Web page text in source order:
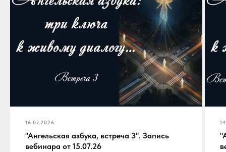
16.07.2026
"Ангельская азбука, встреча 3". Запись
вебинара от 15.07.26